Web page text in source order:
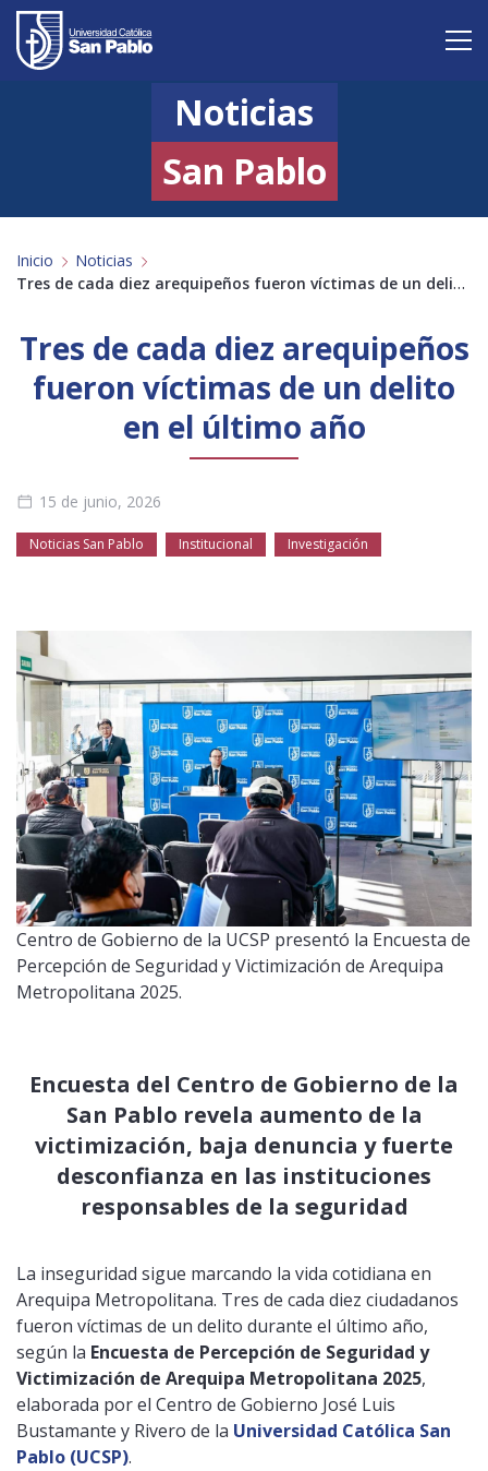
Postgrado
Investigación
Servicio y proyección a la sociedad
Público general
Licenciamiento
Noticias
San Pablo
Inicio Noticias
Tres de cada diez arequipeños fueron víctimas de un delito en el último año
Tres de cada diez arequipeños
fueron víctimas de un delito
en el último año
15 de junio, 2026
Noticias San Pablo Institucional Investigación
Centro de Gobierno de la UCSP presentó la Encuesta de
Percepción de Seguridad y Victimización de Arequipa
Metropolitana 2025.
Encuesta del Centro de Gobierno de la
San Pablo revela aumento de la
victimización, baja denuncia y fuerte
desconfianza en las instituciones
responsables de la seguridad
La inseguridad sigue marcando la vida cotidiana en
Arequipa Metropolitana. Tres de cada diez ciudadanos
fueron víctimas de un delito durante el último año,
según la Encuesta de Percepción de Seguridad y
Victimización de Arequipa Metropolitana 2025,
elaborada por el Centro de Gobierno José Luis
Bustamante y Rivero de la Universidad Católica San
Pablo (UCSP).